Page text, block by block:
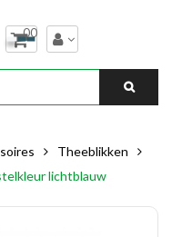
00
Theeblikken
lichtblauw